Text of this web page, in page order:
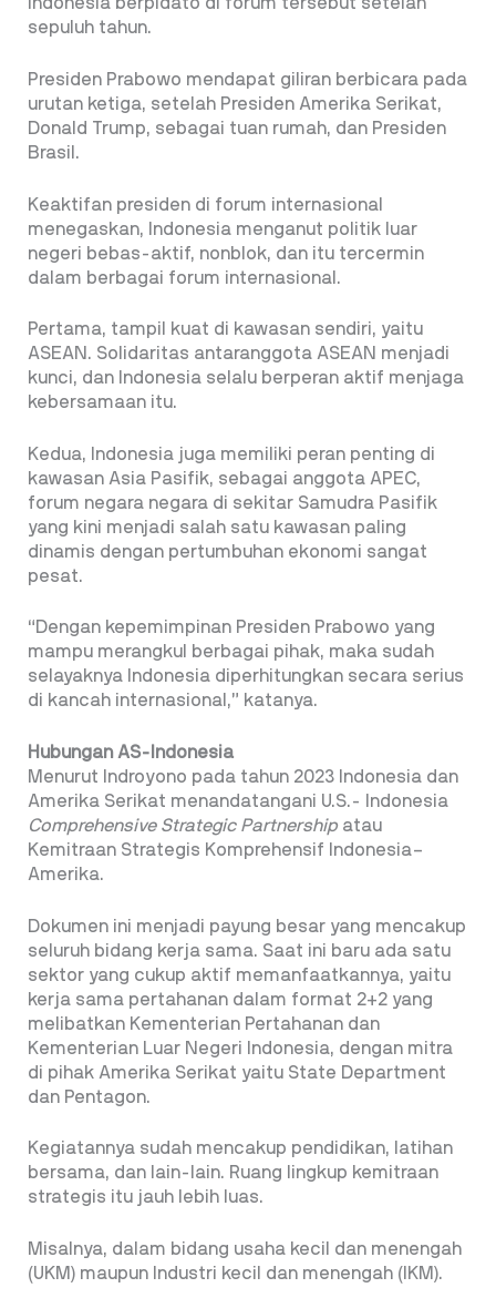
Indonesia berpidato di forum tersebut setelah
sepuluh tahun.
Presiden Prabowo mendapat giliran berbicara pada
urutan ketiga, setelah Presiden Amerika Serikat,
Donald Trump, sebagai tuan rumah, dan Presiden
Brasil.
Keaktifan presiden di forum internasional
menegaskan, Indonesia menganut politik luar
negeri bebas-aktif, nonblok, dan itu tercermin
dalam berbagai forum internasional.
Pertama, tampil kuat di kawasan sendiri, yaitu
ASEAN. Solidaritas antaranggota ASEAN menjadi
kunci, dan Indonesia selalu berperan aktif menjaga
kebersamaan itu.
Kedua, Indonesia juga memiliki peran penting di
kawasan Asia Pasifik, sebagai anggota APEC,
forum negara negara di sekitar Samudra Pasifik
yang kini menjadi salah satu kawasan paling
dinamis dengan pertumbuhan ekonomi sangat
pesat.
“Dengan kepemimpinan Presiden Prabowo yang
mampu merangkul berbagai pihak, maka sudah
selayaknya Indonesia diperhitungkan secara serius
di kancah internasional,” katanya.
Hubungan AS-Indonesia
Menurut Indroyono pada tahun 2023 Indonesia dan
Amerika Serikat menandatangani U.S.- Indonesia
Comprehensive Strategic Partnershipatau
Kemitraan Strategis Komprehensif Indonesia–
Amerika.
Dokumen ini menjadi payung besar yang mencakup
seluruh bidang kerja sama. Saat ini baru ada satu
sektor yang cukup aktif memanfaatkannya, yaitu
kerja sama pertahanan dalam format 2+2 yang
melibatkan Kementerian Pertahanan dan
Kementerian Luar Negeri Indonesia, dengan mitra
di pihak Amerika Serikat yaitu State Department
dan Pentagon.
Kegiatannya sudah mencakup pendidikan, latihan
bersama, dan lain-lain. Ruang lingkup kemitraan
strategis itu jauh lebih luas.
Misalnya, dalam bidang usaha kecil dan menengah
(UKM) maupun Industri kecil dan menengah (IKM).